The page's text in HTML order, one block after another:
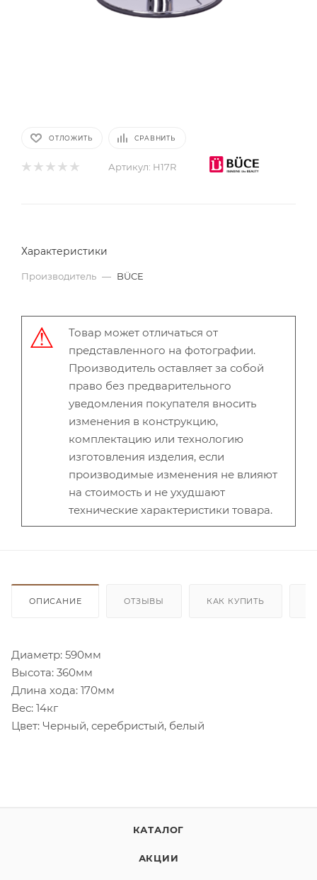
ОТЛОЖИТЬ СРАВНИТЬ
Артикул: H17R
Характеристики
Производитель — BÜCE
Товар может отличаться от
представленного на фотографии.
Производитель оставляет за собой
право без предварительного
уведомления покупателя вносить
изменения в конструкцию,
комплектацию или технологию
изготовления изделия, если
производимые изменения не влияют
на стоимость и не ухудшают
технические характеристики товара.
ОПИСАНИЕ ОТЗЫВЫ КАК КУПИТЬ
Диаметр: 590мм
Высота: 360мм
Длина хода: 170мм
Вес: 14кг
Цвет: Черный, серебристый, белый
КАТАЛОГ
АКЦИИ